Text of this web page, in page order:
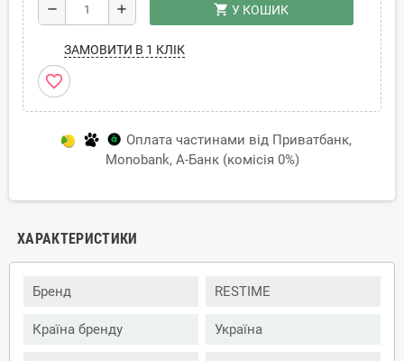
remove add shopping_cart У КОШИК
ЗАМОВИТИ В 1 КЛІК
favorite_border
Оплата частинами від Приватбанк,
Monobank, А-Банк (комісія 0%)
ХАРАКТЕРИСТИКИ
Бренд RESTIME
Країна бренду Україна